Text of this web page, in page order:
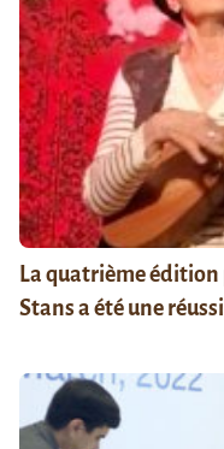
La quatrième édition
Stans a été une